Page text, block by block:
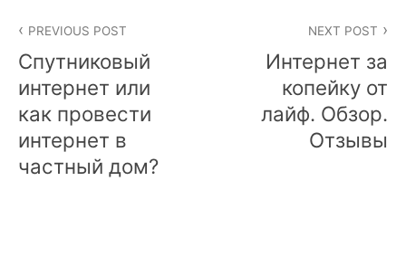
navigation
PREVIOUS POST
Спутниковый
интернет или
как провести
интернет в
частный дом?
NEXT POST
Интернет за
копейку от
лайф. Обзор.
Отзывы